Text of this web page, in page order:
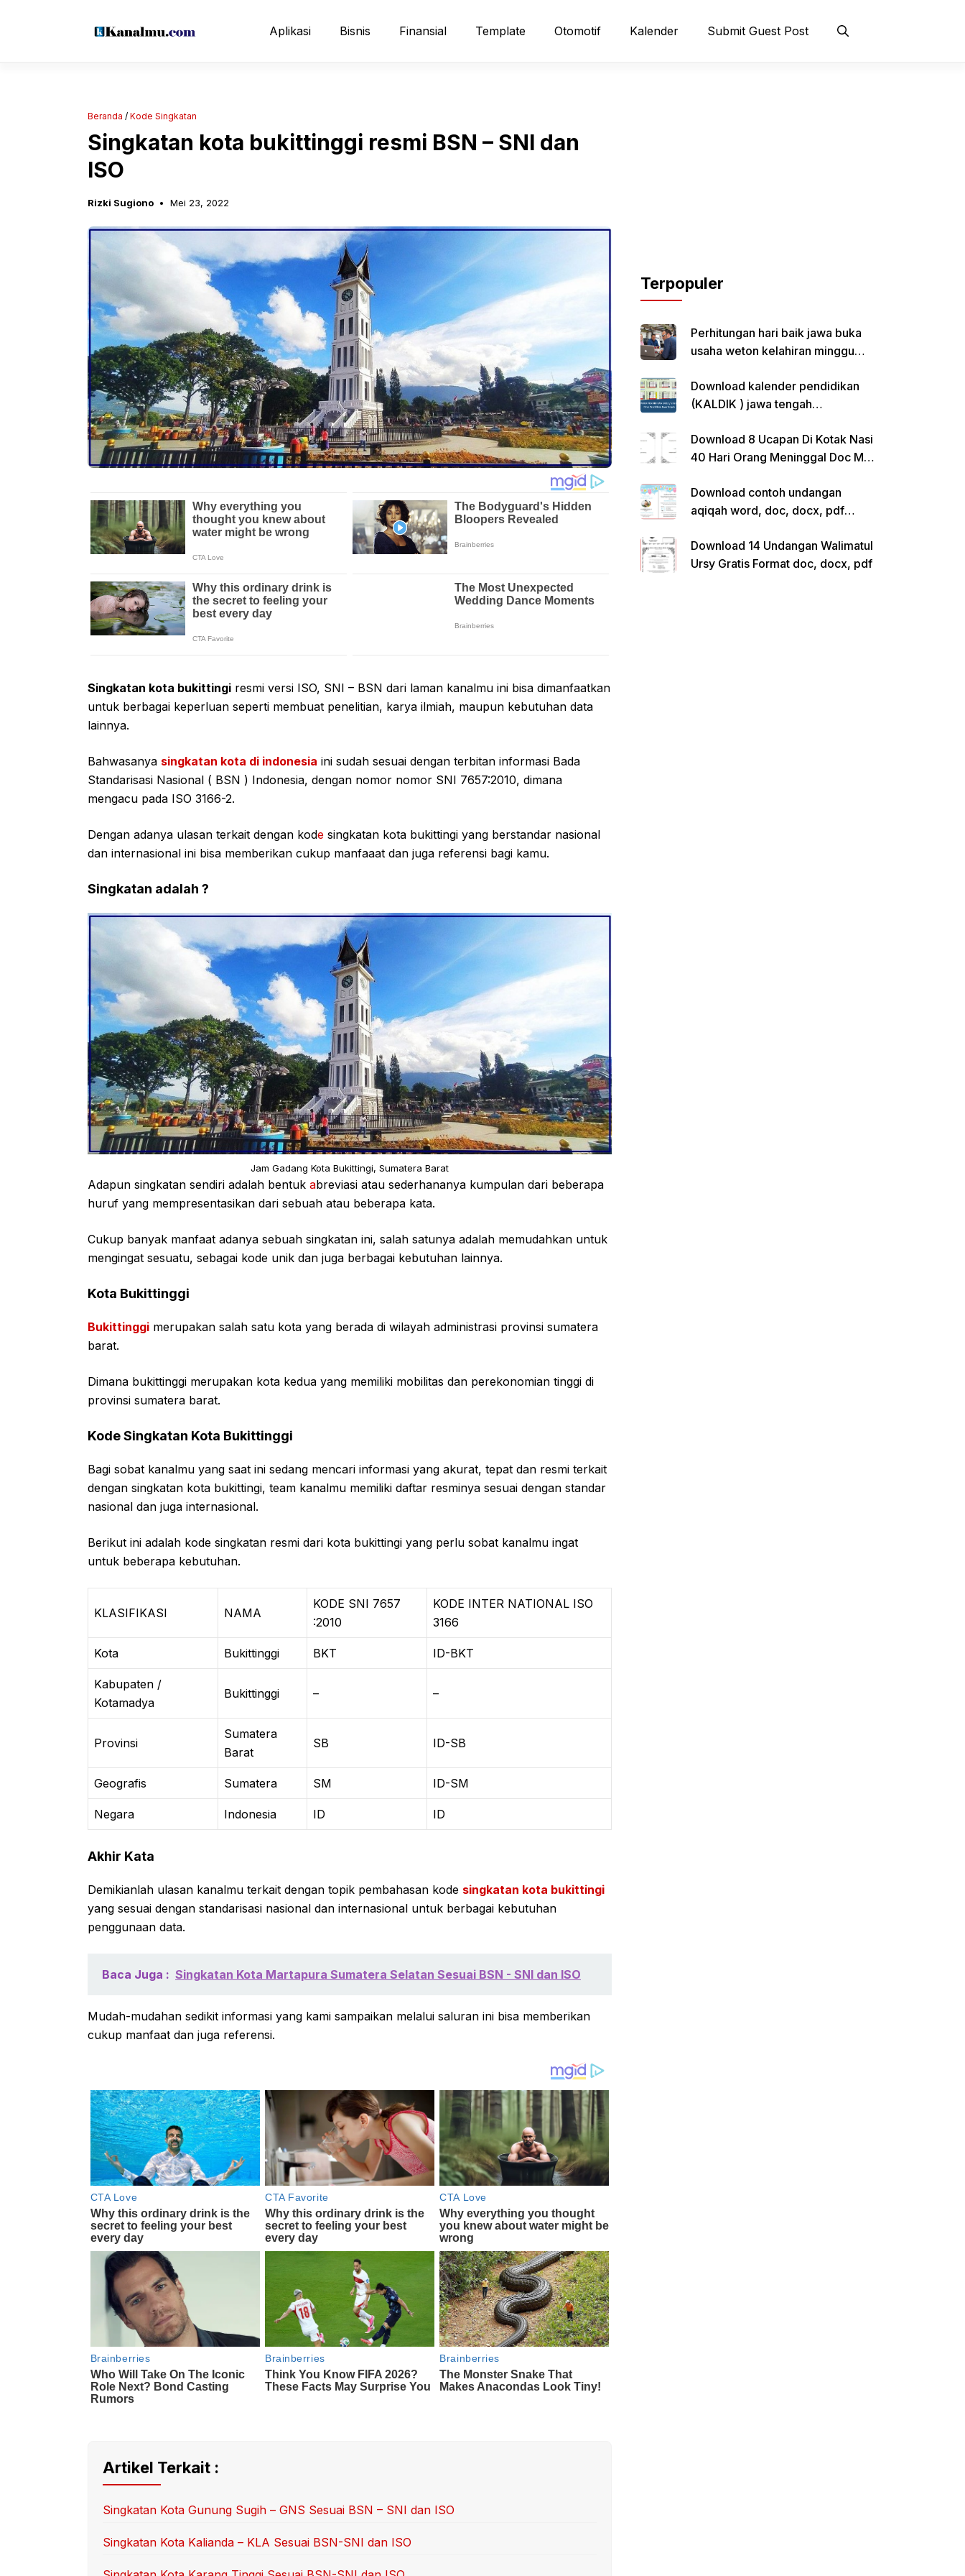
Aplikasi Bisnis Finansial Template Otomotif Kalender Submit Guest Post
Beranda / Kode Singkatan
Singkatan kota bukittinggi resmi BSN – SNI dan
ISO
Rizki Sugiono Mei 23, 2022
Singkatan kota bukittingi resmi versi ISO, SNI – BSN dari laman kanalmu ini bisa dimanfaatkan
untuk berbagai keperluan seperti membuat penelitian, karya ilmiah, maupun kebutuhan data
lainnya.
Bahwasanya singkatan kota di indonesia ini sudah sesuai dengan terbitan informasi Bada
Standarisasi Nasional ( BSN ) Indonesia, dengan nomor nomor SNI 7657:2010, dimana
mengacu pada ISO 3166-2.
Dengan adanya ulasan terkait dengan kode singkatan kota bukittingi yang berstandar nasional
dan internasional ini bisa memberikan cukup manfaaat dan juga referensi bagi kamu.
Singkatan adalah ?
Jam Gadang Kota Bukittingi, Sumatera Barat
Adapun singkatan sendiri adalah bentuk abreviasi atau sederhananya kumpulan dari beberapa
huruf yang mempresentasikan dari sebuah atau beberapa kata.
Cukup banyak manfaat adanya sebuah singkatan ini, salah satunya adalah memudahkan untuk
mengingat sesuatu, sebagai kode unik dan juga berbagai kebutuhan lainnya.
Kota Bukittinggi
Bukittinggi merupakan salah satu kota yang berada di wilayah administrasi provinsi sumatera
barat.
Dimana bukittinggi merupakan kota kedua yang memiliki mobilitas dan perekonomian tinggi di
provinsi sumatera barat.
Kode Singkatan Kota Bukittinggi
Bagi sobat kanalmu yang saat ini sedang mencari informasi yang akurat, tepat dan resmi terkait
dengan singkatan kota bukittingi, team kanalmu memiliki daftar resminya sesuai dengan standar
nasional dan juga internasional.
Berikut ini adalah kode singkatan resmi dari kota bukittingi yang perlu sobat kanalmu ingat
untuk beberapa kebutuhan.
KLASIFIKASI NAMA
KODE SNI 7657
:2010
KODE INTER NATIONAL ISO
3166
Kota Bukittinggi BKT ID-BKT
Kabupaten /
Kotamadya
Bukittinggi – –
Provinsi
Sumatera
Barat
SB ID-SB
Geografis Sumatera SM ID-SM
Negara Indonesia ID ID
Akhir Kata
Demikianlah ulasan kanalmu terkait dengan topik pembahasan kode singkatan kota bukittingi
yang sesuai dengan standarisasi nasional dan internasional untuk berbagai kebutuhan
penggunaan data.
Baca Juga : Singkatan Kota Martapura Sumatera Selatan Sesuai BSN - SNI dan ISO
Mudah-mudahan sedikit informasi yang kami sampaikan melalui saluran ini bisa memberikan
cukup manfaat dan juga referensi.
Artikel Terkait :
Singkatan Kota Gunung Sugih – GNS Sesuai BSN – SNI dan ISO
Singkatan Kota Kalianda – KLA Sesuai BSN-SNI dan ISO
Terpopuler
Perhitungan hari baik jawa buka
usaha weton kelahiran minggu
Download kalender pendidikan
(KALDIK ) jawa tengah
Download 8 Ucapan Di Kotak Nasi
40 Hari Orang Meninggal Doc Ms.
Download contoh undangan
aqiqah word, doc, docx, pdf
Download 14 Undangan Walimatul
Ursy Gratis Format doc, docx, pdf